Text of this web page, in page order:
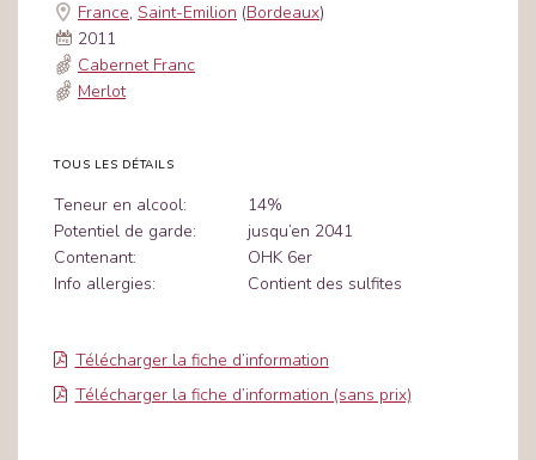
France, Saint-Emilion (Bordeaux)
2011
Cabernet Franc
Merlot
TOUS LES DÉTAILS
Teneur en alcool:
14%
Potentiel de garde:
jusqu’en 2041
Contenant:
OHK 6er
Info allergies:
Contient des sulfites
Télécharger la fiche d’information
Télécharger la fiche d’information (sans prix)